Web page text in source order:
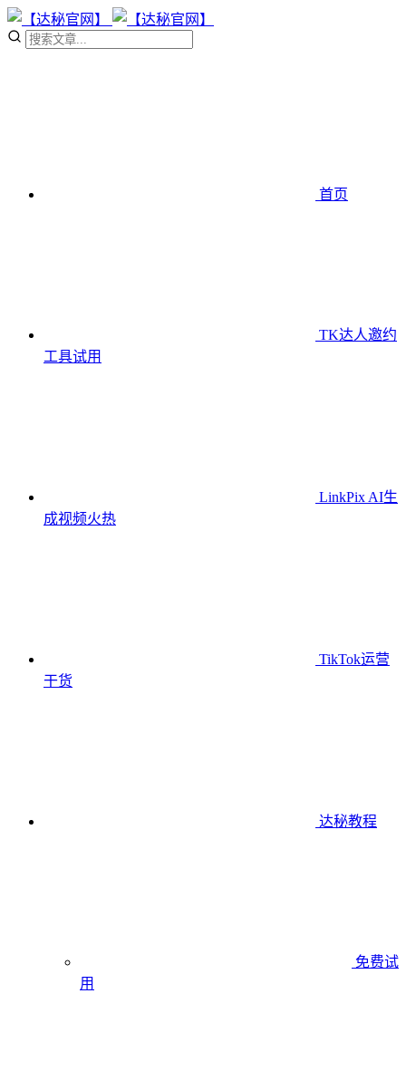
首页
TK达人邀约
工具试用
LinkPix AI生
成视频火热
TikTok运营
干货
达秘教程
免费试
用